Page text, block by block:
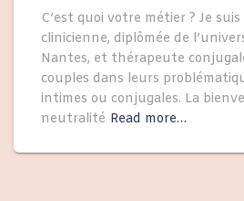
C’est quoi votre métier ? Je
clinicienne, diplômée de
Nantes, et thérapeute
couples dans leurs
intimes ou conjugales. La
neutralité Read more…